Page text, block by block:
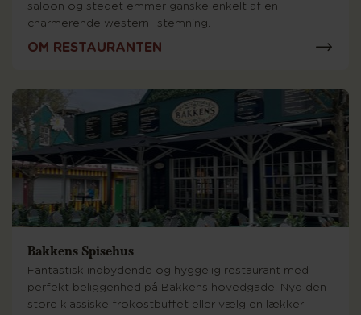
saloon og stedet emmer ganske enkelt af en
charmerende western- stemning.
OM RESTAURANTEN
Bakkens Spisehus
Fantastisk indbydende og hyggelig restaurant med
perfekt beliggenhed på Bakkens hovedgade. Nyd den
store klassiske frokostbuffet eller vælg en lækker